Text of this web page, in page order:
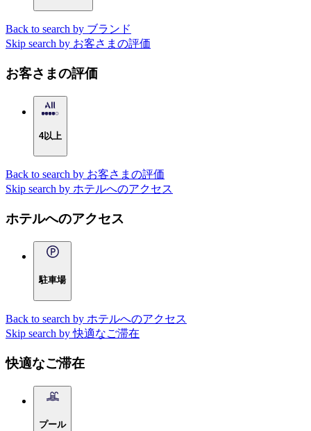
Back to search by ブランド
Skip search by お客さまの評価
お客さまの評価
4以上
Back to search by お客さまの評価
Skip search by ホテルへのアクセス
ホテルへのアクセス
駐車場
Back to search by ホテルへのアクセス
Skip search by 快適なご滞在
快適なご滞在
プール